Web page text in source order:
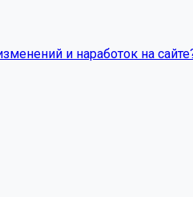
и наработок на